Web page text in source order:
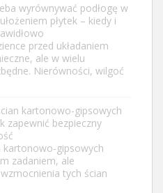
wyrównywać podłogę w
płytek – kiedy i
przed układaniem
ale w wielu
Nierówności, wilgoć
kartonowo-gipsowych
zapewnić bezpieczny
kartonowo-gipsowych
zadaniem, ale
tych ścian